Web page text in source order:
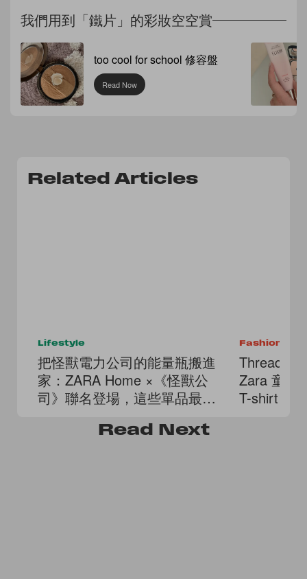
我們用到「鐵片」的彩妝空空賞
too cool for school 修容盤
Read Now
Related Articles
Lifestyle
把怪獸電力公司的能量瓶搬進
家：ZARA Home ×《怪獸公
司》聯名登場，這些單品最值
Fashion
Threads
Zara 童裝
T-shirt！
Read Next